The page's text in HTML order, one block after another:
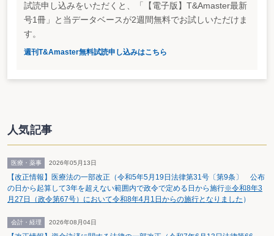
が、合理的な再建計画等の定めるところにより、当該債権を現物出資すること
により株式を取得した場合には、その取得した株式の取得価額は、令119条第1
項第8号の規定に基づき、当該取得の時における価額となることを明らかにし
たものである。なお、（注）において、子会社等には、当該法人と資本関係を
有する者のほか、取引関係、人的関係、資金関係等において事業関連性を有す
る者が含まれることを明らかにしている。
方であり、株式に振替えた時点で、債権の一部が消却される。子会社等に対す
息貸付等）に明らかにされている。
可能性の多寡等）であったため、個別の状況を的確に判断したいとの意向があ
ったためである。DESの課税上の取扱いが明らかにされたことで、DESを用い
た手法が用いやすくなったといえるだろう。
試読申し込みをいただくと、「【電子版】T&Amaster最新
号1冊」と当データベースが2週間無料でお試しいただけま
す。
週刊T&Amaster無料試読申し込みはこちら
人気記事
医療・薬事 2026年05月13日
【改正情報】医療法の一部改正（令和5年5月19日法律第31号〔第9条〕 公布
の日から起算して3年を超えない範囲内で政令で定める日から施行※令和8年3
月27日（政令第67号）において令和8年4月1日からの施行となりました ）
会計・経理 2026年08月04日